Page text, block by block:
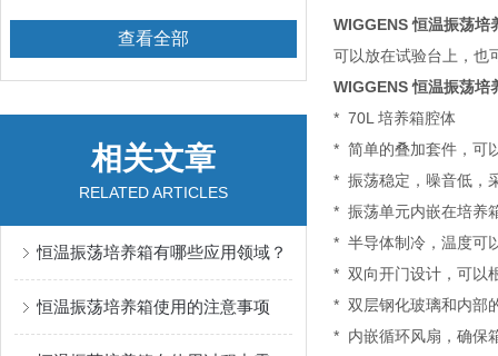
查看全部
相关文章
RELATED ARTICLES
恒温振荡培养箱有哪些应用领域？
恒温振荡培养箱使用的注意事项
WIGGENS 恒温振荡培
可以放在试验台上，也
WIGGENS 恒温振荡培
* 70L 培养箱腔体
* 简单的叠加套件，可
* 振荡稳定，噪音低，
* 振荡单元内嵌在培养
* 半导体制冷，温度
* 双向开门设计，可以
* 双层钢化玻璃和内部
* 内嵌循环风扇，确保